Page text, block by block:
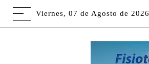
Viernes, 07 de Agosto de 2026